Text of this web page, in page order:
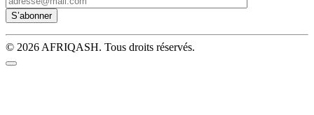
© 2026 AFRIQASH. Tous droits réservés.